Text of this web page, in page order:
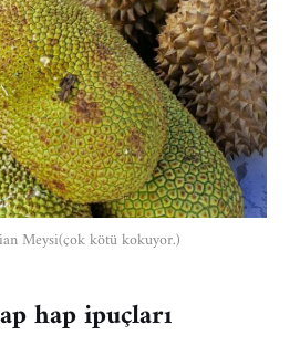
Meysi(çok kötü kokuyor.)
hap ipuçları